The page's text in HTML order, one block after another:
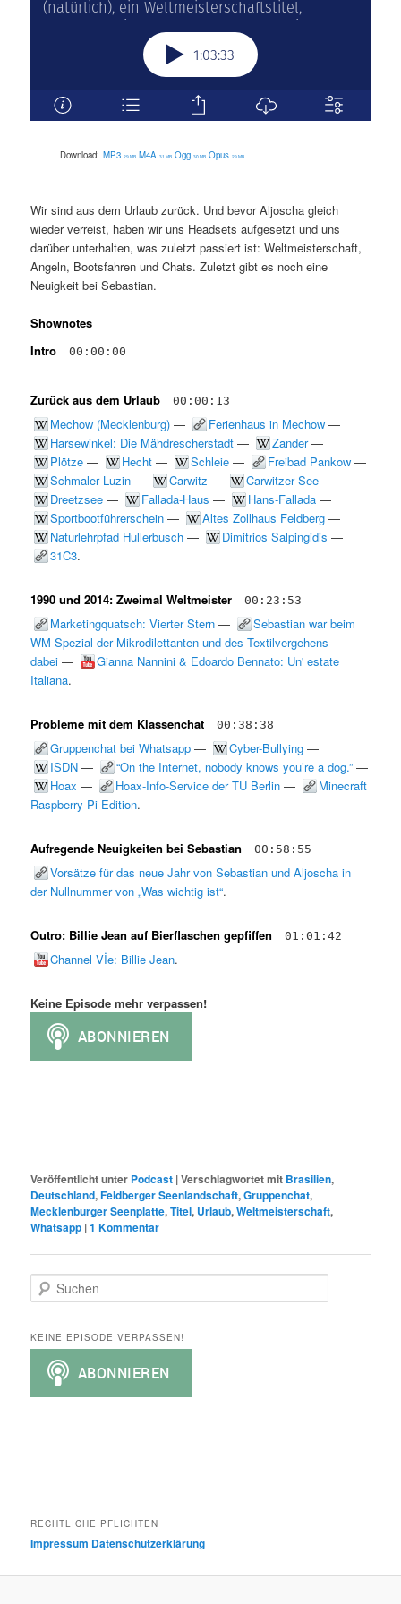
Download: MP3 29 MB M4A 31 MB Ogg 30 MB Opus 29 MB
Wir sind aus dem Urlaub zurück. Und bevor Aljoscha gleich
wieder verreist, haben wir uns Headsets aufgesetzt und uns
darüber unterhalten, was zuletzt passiert ist: Weltmeisterschaft,
Angeln, Bootsfahren und Chats. Zuletzt gibt es noch eine
Neuigkeit bei Sebastian.
Shownotes
Intro
00:00:00
Zurück aus dem Urlaub 00:00:13
Mechow (Mecklenburg) — Ferienhaus in Mechow —
Harsewinkel: Die Mähdrescherstadt — Zander—
Plötze — Hecht — Schleie — Freibad Pankow —
Schmaler Luzin — Carwitz — Carwitzer See —
Dreetzsee — Fallada-Haus — Hans-Fallada —
Sportbootführerschein — Altes Zollhaus Feldberg —
Naturlehrpfad Hullerbusch — Dimitrios Salpingidis —
31C3.
1990 und 2014: Zweimal Weltmeister 00:23:53
Marketingquatsch: Vierter Stern —
Sebastian war beim
WM-Spezial der Mikrodilettanten und des Textilvergehens
dabei —
Gianna Nannini & Edoardo Bennato: Un' estate
Italiana.
Probleme mit dem Klassenchat 00:38:38
Gruppenchat bei Whatsapp — Cyber-Bullying —
ISDN — “On the Internet, nobody knows you’re a dog.” —
Hoax — Hoax-Info-Service der TU Berlin —
Minecraft
Raspberry Pi-Edition.
Aufregende Neuigkeiten bei Sebastian 00:58:55
Vorsätze für das neue Jahr von Sebastian und Aljoscha in
der Nullnummer von „Was wichtig ist“.
Outro: Billie Jean auf Bierflaschen gepfiffen 01:01:42
Channel Vİe: Billie Jean.
Keine Episode mehr verpassen!
Veröffentlicht unter Podcast |Verschlagwortet mit Brasilien,
Deutschland,Feldberger Seenlandschaft,Gruppenchat,
Mecklenburger Seenplatte,Titel, Urlaub,Weltmeisterschaft,
Whatsapp |1 Kommentar
u
h
e
KEINE EPISODE VERPASSEN!
RECHTLICHE PFLICHTEN
Impressum Datenschutzerklärung